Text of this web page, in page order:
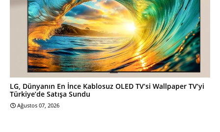
LG, Dünyanın En İnce Kablosuz OLED TV’si Wallpaper TV’yi
Türkiye’de Satışa Sundu
Ağustos 07, 2026